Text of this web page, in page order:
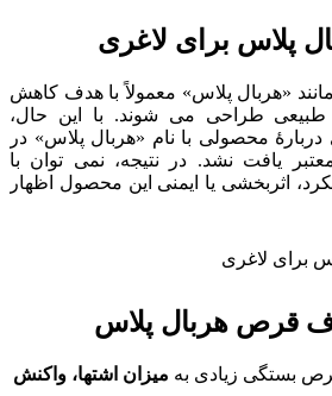
پلاس برای لاغری
«هربال پلاس» معمولاً با هدف کاهش
طبیعی طراحی می شوند.
با این حال،
محصولی با نام «هربال پلاس» در
یافت نشد. در نتیجه، نمی توان با
اثربخشی یا ایمنی این محصول اظهار
قرص هربال پلاس
بستگی زیادی به میزان اشتها، واکنش